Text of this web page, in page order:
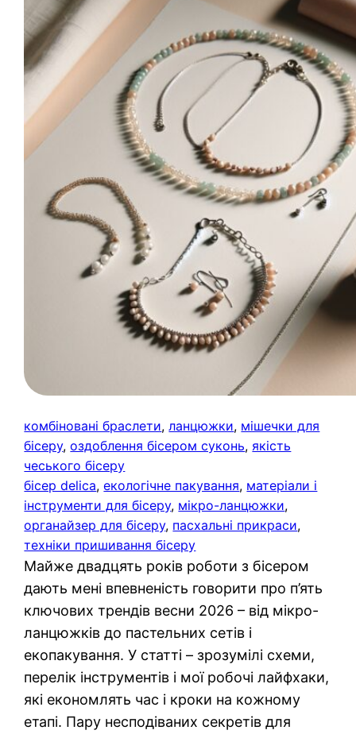
комбіновані браслети, ланцюжки, мішечки для
бісеру, оздоблення бісером суконь, якість
чеського бісеру
бісер delica, екологічне пакування, матеріали і
інструменти для бісеру, мікро-ланцюжки
органайзер для бісеру, пасхальні прикраси
техніки пришивання бісеру
Майже двадцять років роботи з бісером
дають мені впевненість говорити про п’ять
ключових трендів весни 2026 – від мікро-
ланцюжків до пастельних сетів і
екопакування. У статті – зрозумілі схеми,
перелік інструментів і мої робочі лайфхаки,
які економлять час і кроки на кожному
етапі. Пару несподіваних секретів для